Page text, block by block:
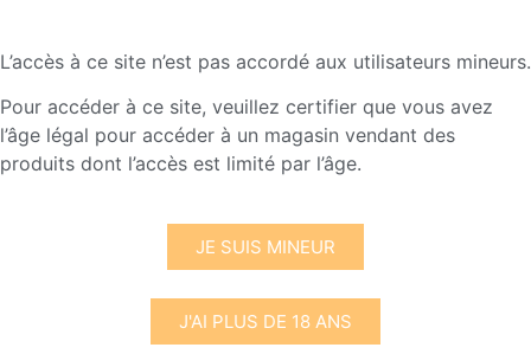
L’accès à ce site n’est pas accordé aux utilisateurs mineurs.
Pour accéder à ce site, veuillez certifier que vous avez
l’âge légal pour accéder à un magasin vendant des
produits dont l’accès est limité par l’âge.
JE SUIS MINEUR
J'AI PLUS DE 18 ANS